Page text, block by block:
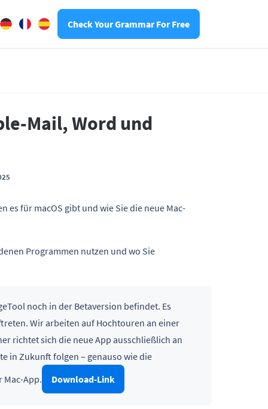
Check Your Grammar For Free
Mail, Word und
es für macOS gibt und wie Sie die neue Mac-
Programmen nutzen und wo Sie
noch in der Betaversion befindet. Es
Wir arbeiten auf Hochtouren an einer
richtet sich die neue App ausschließlich an
in Zukunft folgen – genauso wie die
App.
Download-Link